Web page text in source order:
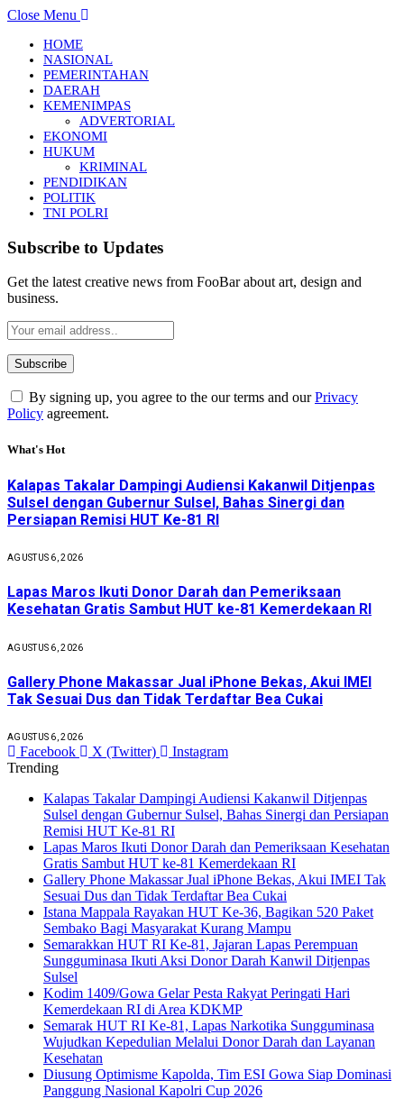
Close Menu
HOME
NASIONAL
PEMERINTAHAN
DAERAH
KEMENIMPAS
ADVERTORIAL
EKONOMI
HUKUM
KRIMINAL
PENDIDIKAN
POLITIK
TNI POLRI
Subscribe to Updates
Get the latest creative news from FooBar about art, design and
business.
By signing up, you agree to the our terms and ourPrivacy
Policy agreement.
What's Hot
Kalapas Takalar Dampingi Audiensi Kakanwil Ditjenpas
Sulsel dengan Gubernur Sulsel, Bahas Sinergi dan
Persiapan Remisi HUT Ke-81 RI
AGUSTUS 6, 2026
Lapas Maros Ikuti Donor Darah dan Pemeriksaan
Kesehatan Gratis Sambut HUT ke-81 Kemerdekaan RI
AGUSTUS 6, 2026
Gallery Phone Makassar Jual iPhone Bekas, Akui IMEI
Tak Sesuai Dus dan Tidak Terdaftar Bea Cukai
AGUSTUS 6, 2026
Facebook X (Twitter)
Instagram
Trending
Kalapas Takalar Dampingi Audiensi Kakanwil Ditjenpas
Sulsel dengan Gubernur Sulsel, Bahas Sinergi dan Persiapan
Remisi HUT Ke-81 RI
Lapas Maros Ikuti Donor Darah dan Pemeriksaan Kesehatan
Gratis Sambut HUT ke-81 Kemerdekaan RI
Gallery Phone Makassar Jual iPhone Bekas, Akui IMEI Tak
Sesuai Dus dan Tidak Terdaftar Bea Cukai
Istana Mappala Rayakan HUT Ke-36, Bagikan 520 Paket
Sembako Bagi Masyarakat Kurang Mampu
Semarakkan HUT RI Ke-81, Jajaran Lapas Perempuan
Sungguminasa Ikuti Aksi Donor Darah Kanwil Ditjenpas
Sulsel
Kodim 1409/Gowa Gelar Pesta Rakyat Peringati Hari
Kemerdekaan RI di Area KDKMP
Semarak HUT RI Ke-81, Lapas Narkotika Sungguminasa
Wujudkan Kepedulian Melalui Donor Darah dan Layanan
Kesehatan
Diusung Optimisme Kapolda, Tim ESI Gowa Siap Dominasi
Panggung Nasional Kapolri Cup 2026